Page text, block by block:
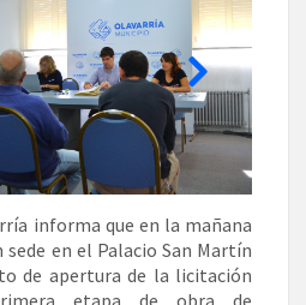
informa que en la mañana
en el Palacio San Martín
de apertura de la licitación